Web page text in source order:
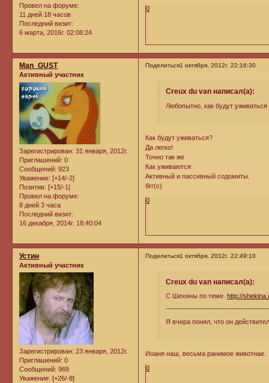
Провел на форуме:
11 дней 18 часов
Последний визит:
6 марта, 2016г. 02:08:24
0
Поделиться1 октября, 2012г. 22:16:30
Man_GUST
Активный участник
Зарегистрирован: 31 января, 2012г.
Приглашений: 0
Сообщений: 923
Уважение: [+14/-2]
Позитив: [+15/-1]
Провел на форуме:
8 дней 3 часа
Последний визит:
16 декабря, 2014г. 18:40:04
Creux du van написал(а):
Любопытно, как будут
Как будут уживаться?
Да легко!
Точно так же
Как уживаются
Активный и пассивный содомиты.
бгг(с)
0
Поделиться1 октября, 2012г. 22:49:10
Устин
Активный участник
Зарегистрирован: 23 января, 2012г.
Приглашений: 0
Сообщений: 969
Уважение: [+26/-8]
Creux du van написал(а):
С Шехины по теме. http://
Я вчера понял, что он
Иоаня наш, весьма ранимое животнае.
0